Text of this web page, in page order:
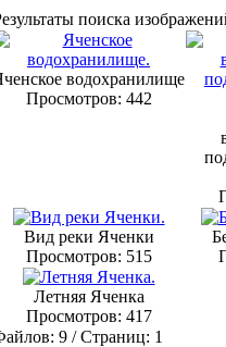
поиска
водохранилище
Просмотров: 442
Вид реки Яченки
Просмотров: 515
Летняя Яченка
Просмотров: 417
9 / Страниц: 1